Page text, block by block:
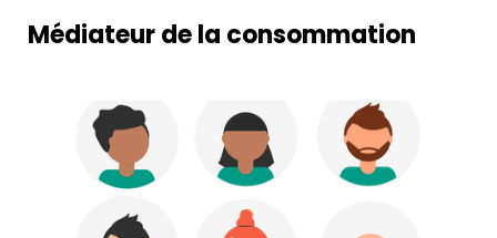
Médiateur de la consommation